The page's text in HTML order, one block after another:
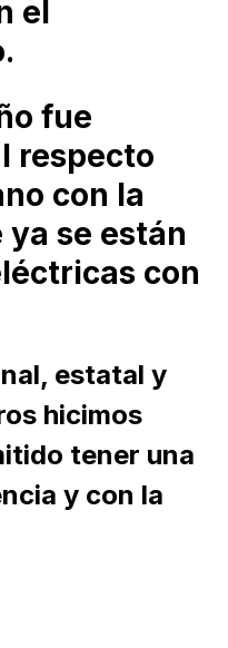
el
fue
respecto
con la
se están
con
estatal y
hicimos
tener una
y con la